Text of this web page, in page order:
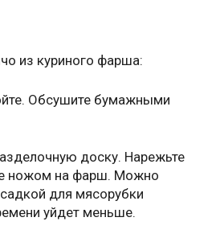
из куриного фарша:
Обсушите бумажными
доску. Нарежьте
ножом на фарш. Можно
для мясорубки
уйдет меньше.